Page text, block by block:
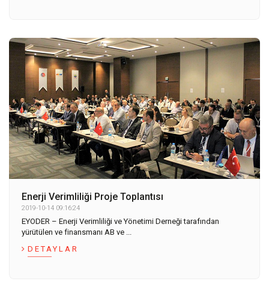
Enerji Verimliliği Proje Toplantısı
2019-10-14 09:16:24
EYODER – Enerji Verimliliği ve Yönetimi Derneği tarafından
yürütülen ve finansmanı AB ve ...
DETAYLAR